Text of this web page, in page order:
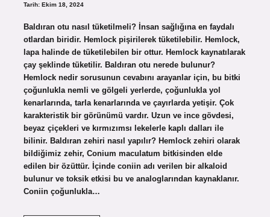
Tarih: Ekim 18, 2024
Baldıran otu nasıl tüketilmeli? İnsan sağlığına en faydalı
otlardan biridir. Hemlock pişirilerek tüketilebilir. Hemlock,
lapa halinde de tüketilebilen bir ottur. Hemlock kaynatılarak
çay şeklinde tüketilir. Baldıran otu nerede bulunur?
Hemlock nedir sorusunun cevabını arayanlar için, bu bitki
çoğunlukla nemli ve gölgeli yerlerde, çoğunlukla yol
kenarlarında, tarla kenarlarında ve çayırlarda yetişir. Çok
karakteristik bir görünümü vardır. Uzun ve ince gövdesi,
beyaz çiçekleri ve kırmızımsı lekelerle kaplı dalları ile
bilinir. Baldıran zehiri nasıl yapılır? Hemlock zehiri olarak
bildiğimiz zehir, Conium maculatum bitkisinden elde
edilen bir özüttür. İçinde coniin adı verilen bir alkaloid
bulunur ve toksik etkisi bu ve analoglarından kaynaklanır.
Coniin çoğunlukla…